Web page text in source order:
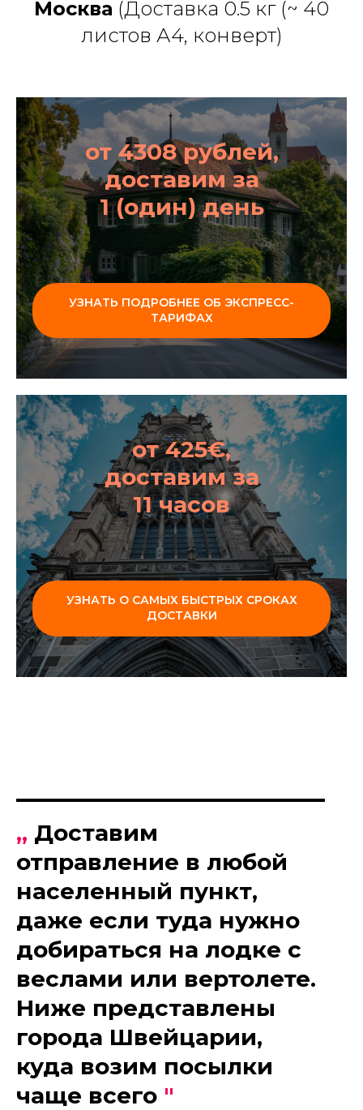
Москва (Доставка 0.5 кг (~ 40
листов А4, конверт)
от 4308 рублей,
доставим за
1 (один) день
УЗНАТЬ ПОДРОБНЕЕ ОБ ЭКСПРЕСС-
ТАРИФАХ
от 425€,
доставим за
11 часов
УЗНАТЬ О САМЫХ БЫСТРЫХ СРОКАХ
ДОСТАВКИ
„ Доставим
отправление в любой
населенный пункт,
даже если туда нужно
добираться на лодке с
веслами или вертолете.
Ниже представлены
города Швейцарии,
куда возим посылки
чаще всего "